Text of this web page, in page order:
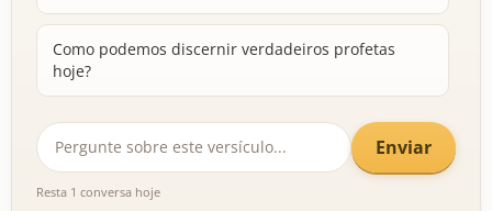
Como podemos discernir verdadeiros profetas
hoje?
Enviar
Resta 1 conversa hoje